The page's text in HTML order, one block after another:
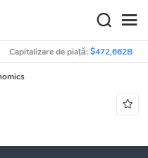
Capitalizare de piață:$472,662B